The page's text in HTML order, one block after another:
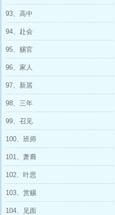
93、高中
94、赴会
95、赐官
96、家人
97、新居
98、三年
99、召见
100、班师
101、萧裔
102、叶思
103、赏赐
104、见面